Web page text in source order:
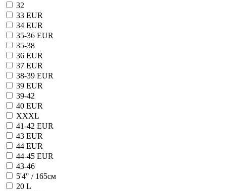
32
33 EUR
34 EUR
35-36 EUR
35-38
36 EUR
37 EUR
38-39 EUR
39 EUR
39-42
40 EUR
XXXL
41-42 EUR
43 EUR
44 EUR
44-45 EUR
43-46
5'4" / 165см
20 L